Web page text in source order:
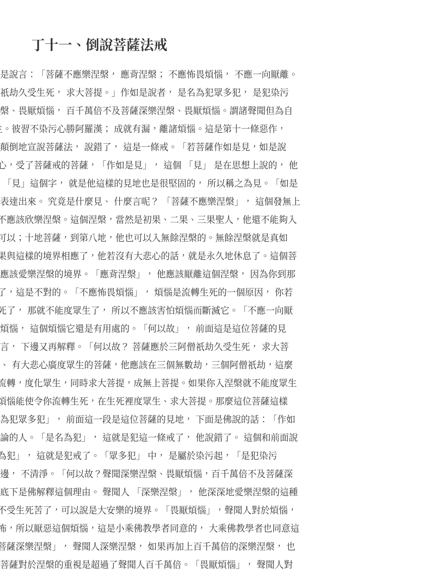
丁十一、倒說菩薩法戒
說言：「菩薩不應樂涅槃， 應背涅槃； 不應怖畏煩惱， 不應一向厭離。
劫久受生死， 求大菩提。」作如是說者， 是名為犯眾多犯， 是犯染污
、畏厭煩惱， 百千萬倍不及菩薩深樂涅槃、畏厭煩惱。謂諸聲聞但為自
彼習不染污心勝阿羅漢； 成就有漏，離諸煩惱。這是第十一條惡作，
倒地宣說菩薩法， 說錯了， 這是一條戒。「若菩薩作如是見，如是說
，受了菩薩戒的菩薩，「作如是見」， 這個 「見」 是在思想上說的， 他
見」這個字， 就是他這樣的見地也是很堅固的， 所以稱之為見。「如是
達出來。 究竟是什麼見、 什麼言呢？ 「菩薩不應樂涅槃」， 這個發無上
應該欣樂涅槃。這個涅槃，當然是初果、二果、三果聖人，他還不能夠入
以；十地菩薩，到第八地，他也可以入無餘涅槃的。無餘涅槃就是真如
與這樣的境界相應了，他若沒有大悲心的話，就是永久地休息了。這個菩
該愛樂涅槃的境界。「應背涅槃」， 他應該厭離這個涅槃， 因為你到那
，這是不對的。「不應怖畏煩惱」， 煩惱是流轉生死的一個原因， 你若
了， 那就不能度眾生了， 所以不應該害怕煩惱而斷滅它。「不應一向厭
惱， 這個煩惱它還是有用處的。「何以故」， 前面這是這位菩薩的見
， 下邊又再解釋。「何以故？ 菩薩應於三阿僧祇劫久受生死， 求大菩
有大悲心廣度眾生的菩薩，他應該在三個無數劫，三個阿僧祇劫，這麼
轉，度化眾生，同時求大菩提，成無上菩提。如果你入涅槃就不能度眾生
惱能使令你流轉生死，在生死裡度眾生、求大菩提。那麼這位菩薩這樣
犯眾多犯」， 前面這一段是這位菩薩的見地， 下面是佛說的話：「作如
的人。「是名為犯」， 這就是犯這一條戒了， 他說錯了。 這個和前面說
犯」， 這就是犯戒了。「眾多犯」 中， 是屬於染污起，「是犯染污
， 不清淨。「何以故？聲聞深樂涅槃、畏厭煩惱，百千萬倍不及菩薩深
下是佛解釋這個理由。 聲聞人 「深樂涅槃」， 他深深地愛樂涅槃的這種
受生死苦了，可以說是大安樂的境界。「畏厭煩惱」，聲聞人對於煩惱，
，所以厭惡這個煩惱，這是小乘佛教學者同意的， 大乘佛教學者也同意這
薩深樂涅槃」， 聲聞人深樂涅槃， 如果再加上百千萬倍的深樂涅槃， 也
薩對於涅槃的重視是超過了聲聞人百千萬倍。「畏厭煩惱」， 聲聞人對